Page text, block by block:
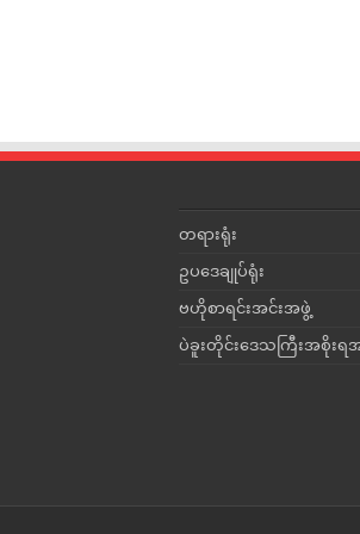
တရားရုံး
ဥပဒေချုပ်ရုံး
ဗဟိုစာရင်းအင်းအဖွဲ့
ပဲခူးတိုင်းဒေသကြီးအစိုးရ